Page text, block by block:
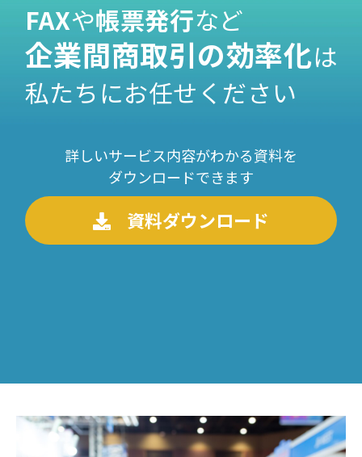
FAXや帳票発行など
企業間商取引の効率化は
私たちにお任せください
詳しいサービス内容がわかる資料を
ダウンロードできます
資料ダウンロード